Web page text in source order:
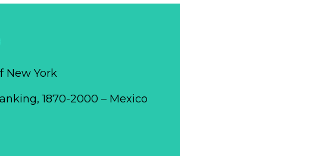
New York
1870-2000 – Mexico